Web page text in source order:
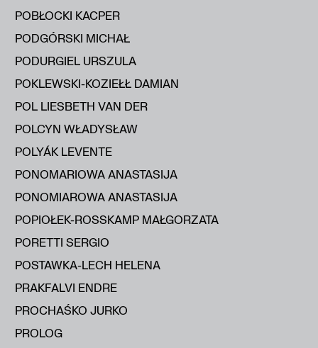
POBŁOCKI KACPER
PODGÓRSKI MICHAŁ
PODURGIEL URSZULA
POKLEWSKI-KOZIEŁŁ DAMIAN
POL LIESBETH VAN DER
POLCYN WŁADYSŁAW
POLYÁK LEVENTE
PONOMARIOWA ANASTASIJA
PONOMIAROWA ANASTASIJA
POPIOŁEK-ROSSKAMP MAŁGORZATA
PORETTI SERGIO
POSTAWKA-LECH HELENA
PRAKFALVI ENDRE
PROCHAŚKO JURKO
PROLOG